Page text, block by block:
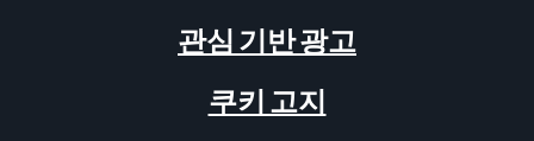
관심 기반 광고
쿠키 고지